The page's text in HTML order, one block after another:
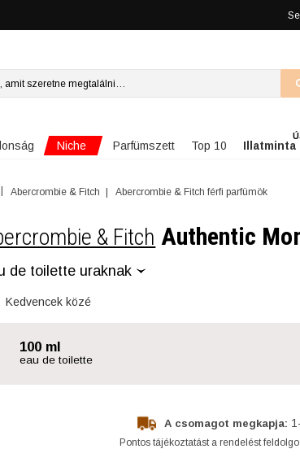
Niche Parfümszett Top 10 Illatminta
Abercrombie & Fitch Abercrombie & Fitch férfi parfümök
& Fitch Authentic
de toilette uraknak
Kedvencek közé
100 ml
eau de toilette
A csomagot megkapja:
Pontos tájékoztatást a rendelést